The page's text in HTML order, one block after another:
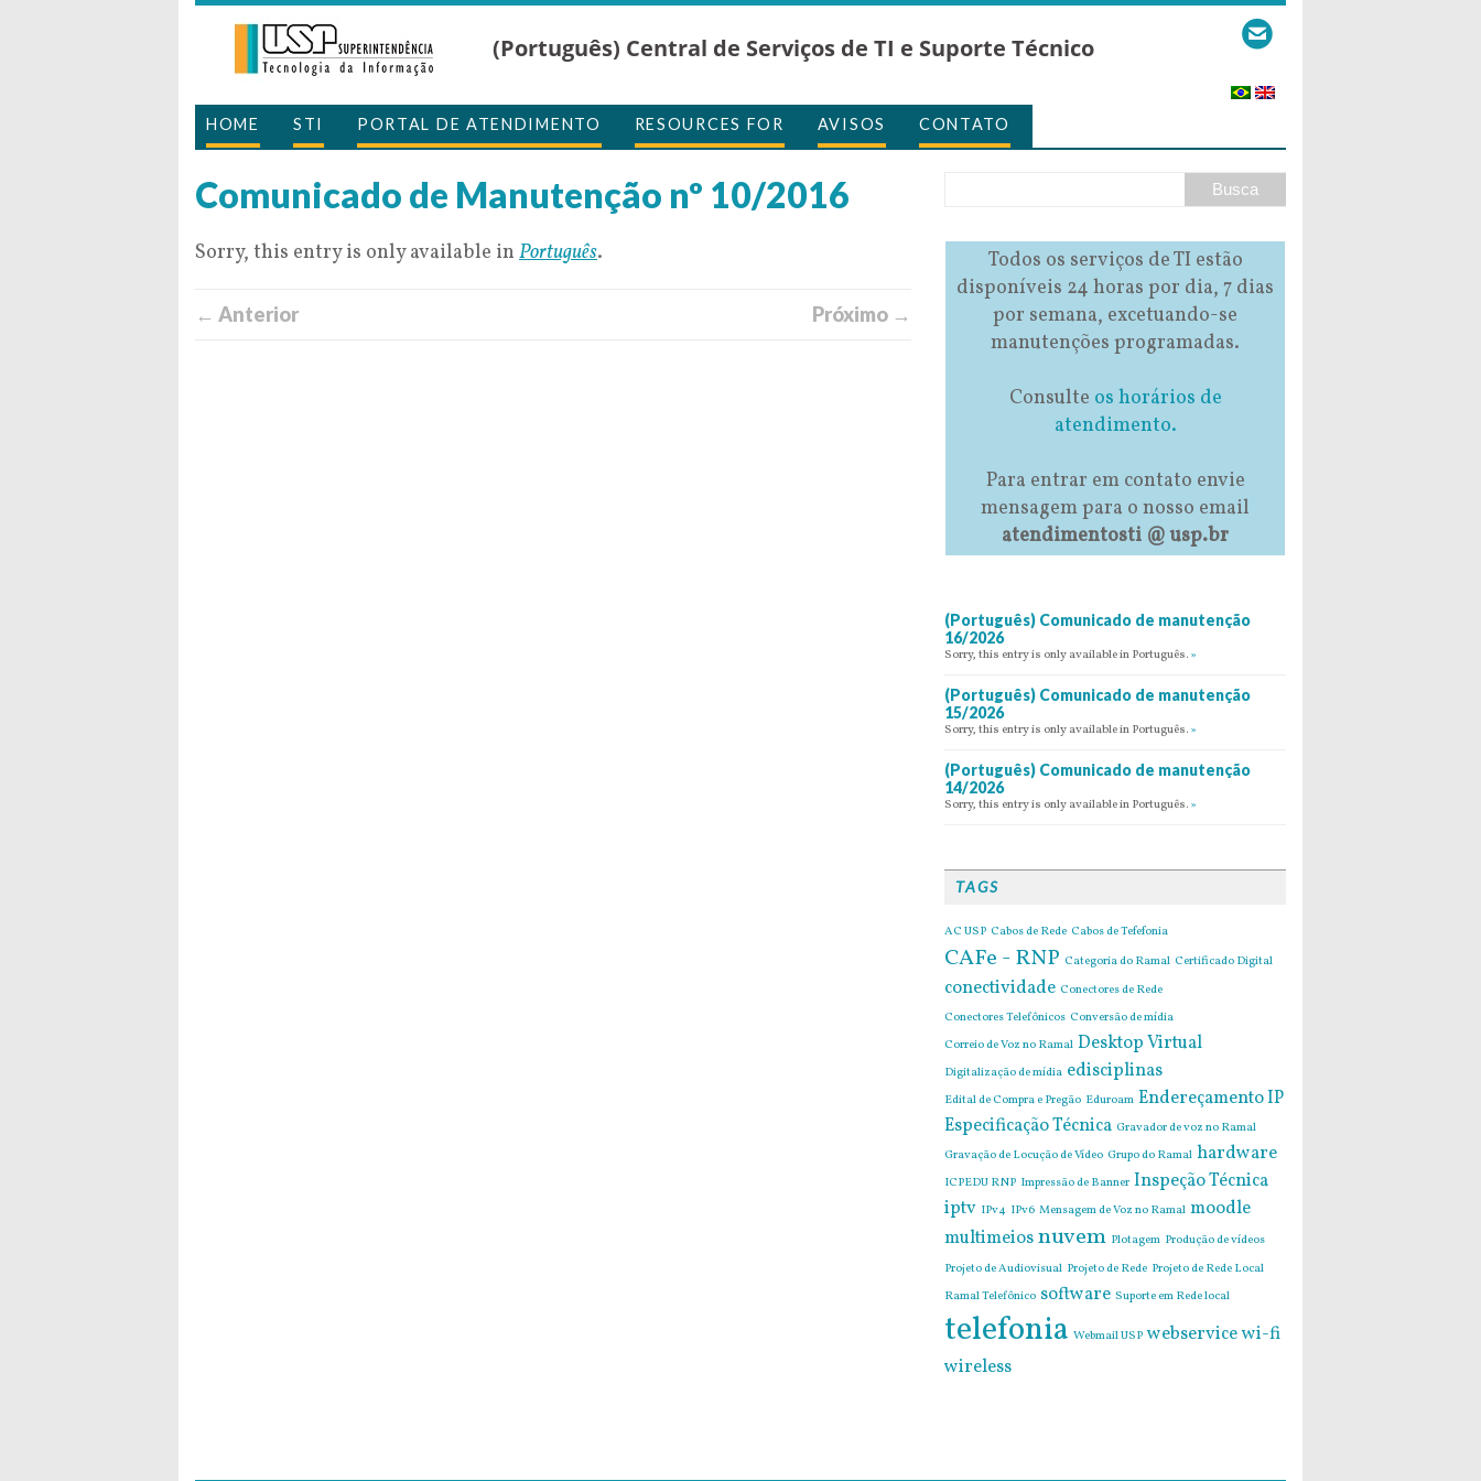
(Português) Central de Serviços de TI e Suporte Técnico
HOME STI PORTAL DE ATENDIMENTO RESOURCES FOR AVISOS CONTATO
Comunicado de Manutenção nº 10/2016
Sorry, this entry is only available in Português.
← Anterior Próximo →
Todos os serviços de TI estão
disponíveis 24 horas por dia, 7 dias
por semana, excetuando-se
manutenções programadas.
Consulte os horários de
atendimento.
Para entrar em contato envie
mensagem para o nosso email
atendimentosti @ usp.br
(Português) Comunicado de manutenção
16/2026
Sorry, this entry is only available in Português. »
(Português) Comunicado de manutenção
15/2026
Sorry, this entry is only available in Português. »
(Português) Comunicado de manutenção
14/2026
Sorry, this entry is only available in Português. »
TAGS
AC USP Cabos de Rede Cabos de Tefefonia
CAFe - RNP Categoria do Ramal Certificado Digital
conectividade Conectores de Rede
Conectores Telefônicos Conversão de mídia
Correio de Voz no Ramal Desktop Virtual
Digitalização de mídia edisciplinas
Edital de Compra e Pregão Eduroam Endereçamento IP
Especificação Técnica Gravador de voz no Ramal
Gravação de Locução de Vídeo Grupo do Ramal hardware
ICPEDU RNP Impressão de Banner Inspeção Técnica
iptv IPv4 IPv6 Mensagem de Voz no Ramal moodle
multimeiosnuvem Plotagem Produção de vídeos
Projeto de Audiovisual Projeto de Rede Projeto de Rede Local
Ramal Telefônico software Suporte em Rede local
telefonia Webmail USP webservicewi-fi
wireless